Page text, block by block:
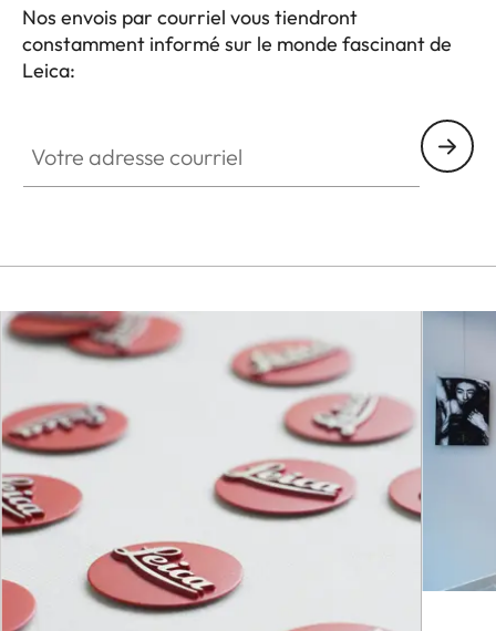
Nos envois par courriel vous tiendront
constamment informé sur le monde fascinant de
Leica: